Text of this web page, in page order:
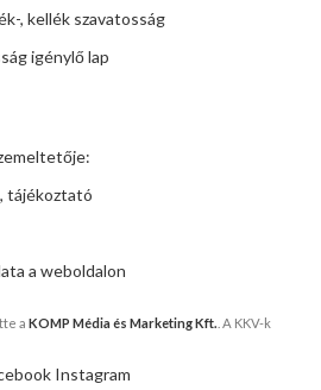
, kellék szavatosság
igénylő lap
tájékoztató
a weboldalon
a KOMP Média és Marketing Kft. . A KKV-k
Instagram